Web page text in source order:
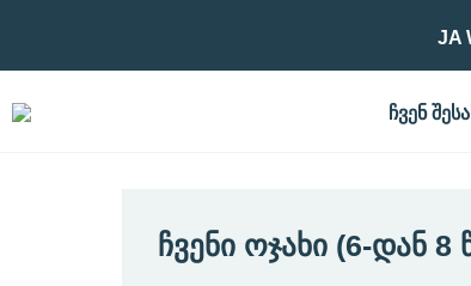
JA
ᲩᲕᲔᲜ
ᲩᲕᲔᲜᲘ ᲝᲯᲐᲮᲘ (6-ᲓᲐᲜ